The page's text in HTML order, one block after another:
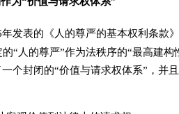
年发表的《人的尊严的基本权利条款》
“人的尊严”作为法秩序的“最高建构
一个封闭的“价值与请求权体系”，